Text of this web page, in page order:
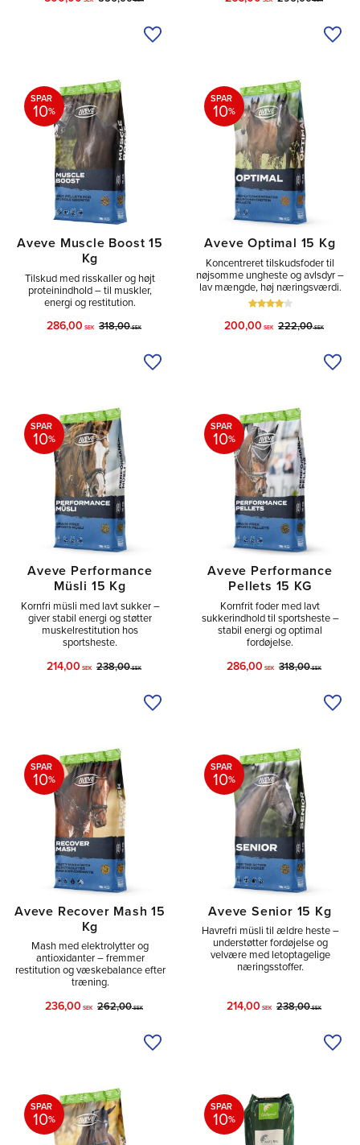
Tilføj til ønskeliste
Aveve Muscle Boost 15
Kg
Tilskud med risskaller og højt
proteinindhold – til muskler,
energi og restitution.
286,00 SEK 318,00SEK
SPAR
10%
Tilføj til ønskeliste
Aveve Optimal 15 Kg
Koncentreret tilskudsfoder til
nøjsomme ungheste og avlsdyr –
lav mængde, høj næringsværdi.
200,00 SEK 222,00SEK
SPAR
10%
Aveve Performance
Müsli 15 Kg
Kornfri müsli med lavt sukker –
giver stabil energi og støtter
muskelrestitution hos
sportsheste.
214,00 SEK 238,00SEK
SPAR
10%
Tilføj til ønskeliste
Aveve Performance
Pellets 15 KG
Kornfrit foder med lavt
sukkerindhold til sportsheste –
stabil energi og optimal
fordøjelse.
286,00 SEK 318,00SEK
SPAR
10%
Aveve Recover Mash 15
Kg
Mash med elektrolytter og
antioxidanter – fremmer
restitution og væskebalance efter
træning.
236,00 SEK 262,00SEK
SPAR
10%
Tilføj til ønskeliste
Aveve Senior 15 Kg
Havrefri müsli til ældre heste –
understøtter fordøjelse og
velvære med letoptagelige
næringsstoffer.
214,00 SEK 238,00SEK
SPAR
10%
SPAR
10%
SPAR
10%